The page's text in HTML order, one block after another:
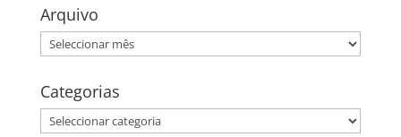
Arquivo
Arquivo
Categorias
Categorias